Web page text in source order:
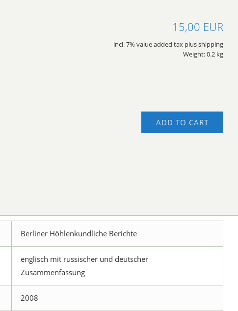
15,00 EUR
incl. 7% value added tax plus shipping
Weight: 0.2 kg
ADD TO CART
Berliner Höhlenkundliche Berichte
englisch mit russischer und deutscher
Zusammenfassung
2008